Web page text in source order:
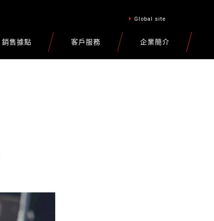
Global site
銷售據點 客戶服務 企業簡介